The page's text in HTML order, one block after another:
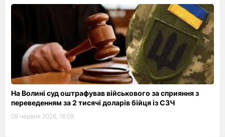
На Волині суд оштрафував військового за сприяння з
переведенням за 2 тисячі доларів бійця із СЗЧ
09 червня 2026, 18:09